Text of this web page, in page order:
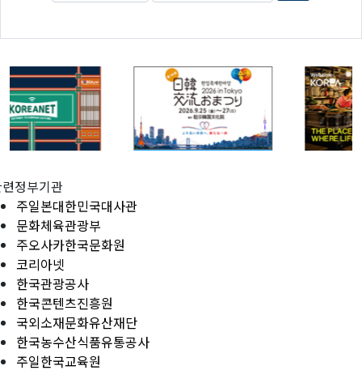
정부기관
주일본대한민국대사관
문화체육관광부
주오사카한국문화원
코리아넷
한국관광공사
한국콘텐츠진흥원
국외소재문화유산재단
한국농수산식품유통공사
주일한국교육원